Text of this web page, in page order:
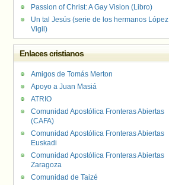
Passion of Christ: A Gay Vision (Libro)
Un tal Jesús (serie de los hermanos López
Vigil)
Enlaces cristianos
Amigos de Tomás Merton
Apoyo a Juan Masiá
ATRIO
Comunidad Apostólica Fronteras Abiertas
(CAFA)
Comunidad Apostólica Fronteras Abiertas
Euskadi
Comunidad Apostólica Fronteras Abiertas
Zaragoza
Comunidad de Taizé